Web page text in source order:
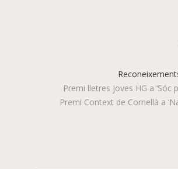
Premi lletres joves HG a ‘Sóc
Premi Context de Cornellà a